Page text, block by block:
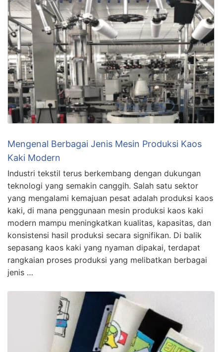
Mengenal Berbagai Jenis Mesin Produksi Kaos
Kaki Modern
Industri tekstil terus berkembang dengan dukungan
teknologi yang semakin canggih. Salah satu sektor
yang mengalami kemajuan pesat adalah produksi kaos
kaki, di mana penggunaan mesin produksi kaos kaki
modern mampu meningkatkan kualitas, kapasitas, dan
konsistensi hasil produksi secara signifikan. Di balik
sepasang kaos kaki yang nyaman dipakai, terdapat
rangkaian proses produksi yang melibatkan berbagai
jenis …